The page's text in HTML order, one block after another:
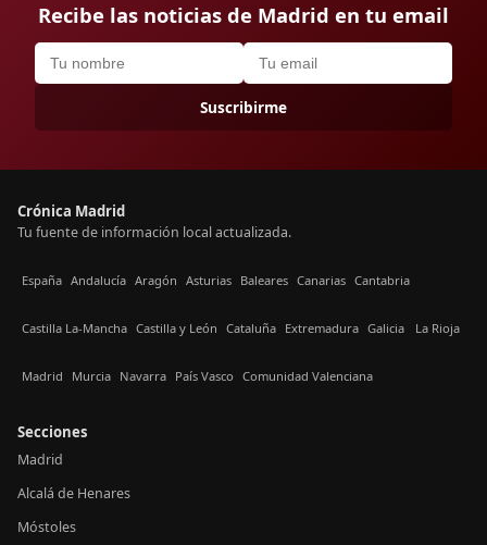
Recibe las noticias de Madrid en tu email
Suscribirme
Crónica Madrid
Tu fuente de información local actualizada.
España Andalucía Aragón Asturias Baleares Canarias Cantabria
Castilla La-Mancha Castilla y León Cataluña Extremadura Galicia La Rioja
Madrid Murcia Navarra País Vasco Comunidad Valenciana
Secciones
Madrid
Alcalá de Henares
Móstoles